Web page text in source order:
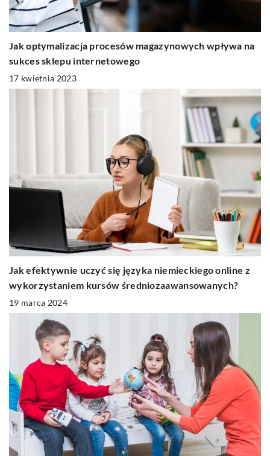
Jak optymalizacja procesów magazynowych wpływa na
sukces sklepu internetowego
17 kwietnia 2023
Jak efektywnie uczyć się języka niemieckiego online z
wykorzystaniem kursów średniozaawansowanych?
19 marca 2024